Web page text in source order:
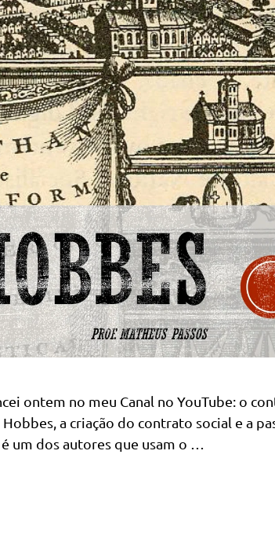
ontem no meu Canal no YouTube: o
a criação do contrato social e a
um dos autores que usam o …